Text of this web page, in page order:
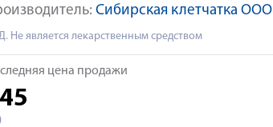
Сибирская клетчатка ООО
Не является лекарственным средством
цена продажи